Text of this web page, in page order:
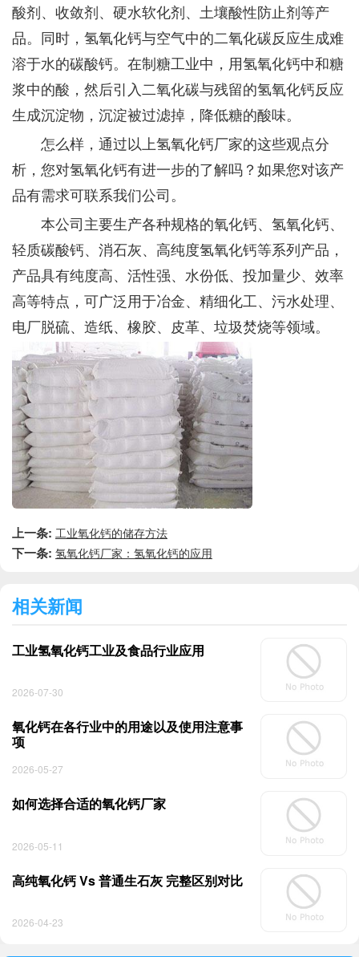
酸剂、收敛剂、硬水软化剂、土壤酸性防止剂等产
品。同时，氢氧化钙与空气中的二氧化碳反应生成难
溶于水的碳酸钙。在制糖工业中，用氢氧化钙中和糖
浆中的酸，然后引入二氧化碳与残留的氢氧化钙反应
生成沉淀物，沉淀被过滤掉，降低糖的酸味。
怎么样，通过以上氢氧化钙厂家的这些观点分
析，您对氢氧化钙有进一步的了解吗？如果您对该产
品有需求可联系我们公司。
本公司主要生产各种规格的氧化钙、氢氧化钙、
轻质碳酸钙、消石灰、高纯度氢氧化钙等系列产品，
产品具有纯度高、活性强、水份低、投加量少、效率
高等特点，可广泛用于冶金、精细化工、污水处理、
电厂脱硫、造纸、橡胶、皮革、垃圾焚烧等领域。
上一条: 工业氧化钙的储存方法
下一条: 氢氧化钙厂家：氢氧化钙的应用
相关新闻
工业氢氧化钙工业及食品行业应用
2026-07-30
氧化钙在各行业中的用途以及使用注意事
项
2026-05-27
如何选择合适的氧化钙厂家
2026-05-11
高纯氧化钙 Vs 普通生石灰 完整区别对比
2026-04-23